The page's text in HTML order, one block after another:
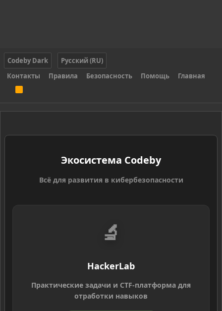
Codeby Dark
Русский (RU)
Контакты
Правила Безопасность Помощь Главная
S
Экосистема Codeby
Всё для развития в кибербезопасности
🔬
HackerLab
Практические задачи и CTF-платформа для
отработки навыков